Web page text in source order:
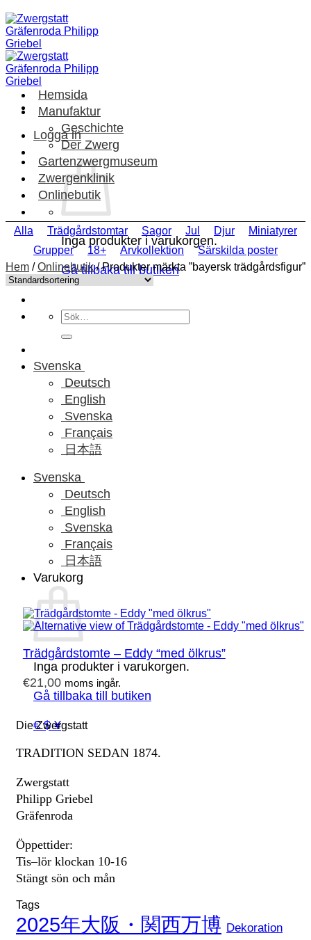
Skip
to
content
Logga in
Inga produkter i varukorgen.
Gå tillbaka till butiken
Sök
efter:
Svenska
Deutsch
English
Svenska
Français
日本語
Svenska
Deutsch
English
Svenska
Français
日本語
Varukorg
Inga produkter i varukorgen.
Gå tillbaka till butiken
€ $ ¥
Hemsida
Manufaktur
Geschichte
Der Zwerg
Gartenzwergmuseum
Zwergenklinik
Onlinebutik
Alla Trädgårdstomtar Sagor Jul Djur
Miniatyrer
Grupper
18+ Arvkollektion
Särskilda poster
Hem / Onlinebutik /Produkter märkta ”bayersk trädgårdsfigur”
Trädgårdstomte – Eddy “med ölkrus”
€21,00 moms ingår.
Die Zwergstatt
TRADITION SEDAN 1874.
Zwergstatt
Philipp Griebel
Gräfenroda
Öppettider:
Tis–lör klockan 10-16
Stängt sön och mån
Tags
2025年大阪・関西万博 Dekoration